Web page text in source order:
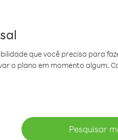
que você precisa para
o plano em momento algum.
Pesquisar